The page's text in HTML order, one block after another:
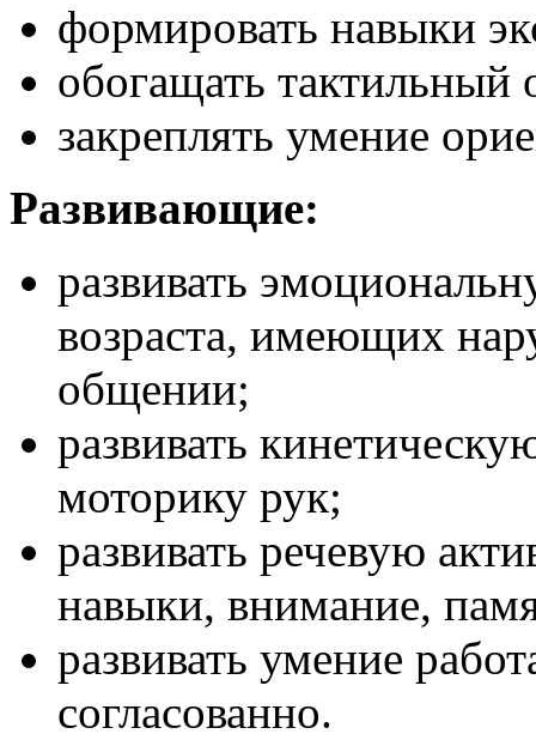
формировать навыки
обогащать тактильный
закреплять умение
Развивающие:
развивать
возраста, имеющих
общении;
развивать
моторику рук;
развивать речевую
навыки, внимание,
развивать умение
согласованно.